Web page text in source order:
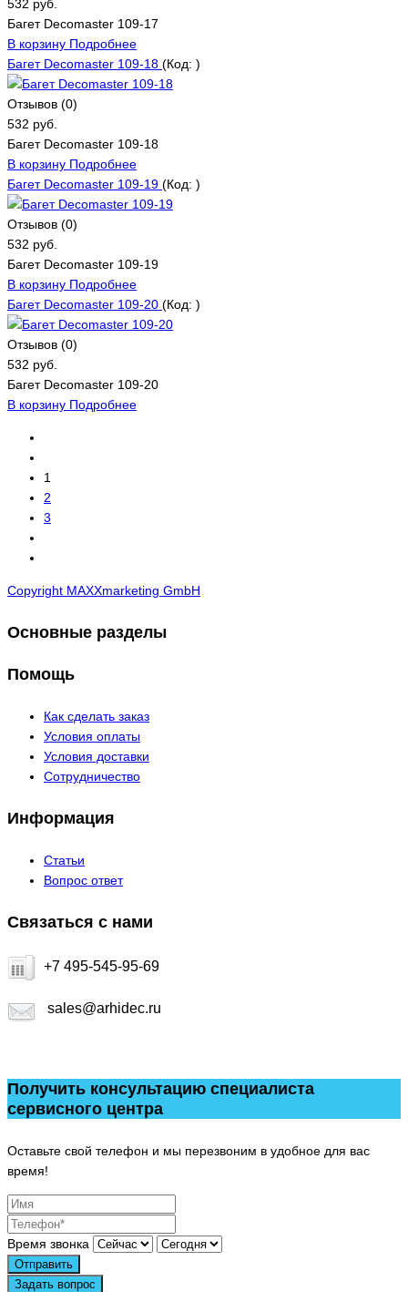
532 руб.
Багет Decomaster 109-17
В корзину Подробнее
Багет Decomaster 109-18 (Код: )
Отзывов (0)
532 руб.
Багет Decomaster 109-18
В корзину Подробнее
Багет Decomaster 109-19 (Код: )
Отзывов (0)
532 руб.
Багет Decomaster 109-19
В корзину Подробнее
Багет Decomaster 109-20 (Код: )
Отзывов (0)
532 руб.
Багет Decomaster 109-20
В корзину Подробнее
1
2
3
Copyright MAXXmarketing GmbH
Основные разделы
Помощь
Как сделать заказ
Условия оплаты
Условия доставки
Сотрудничество
Информация
Статьи
Вопрос ответ
Связаться с нами
+7 495-545-95-69
sales@arhidec.ru
Получить консультацию специалиста
сервисного центра
Оставьте свой телефон и мы перезвоним в удобное для вас
время!
Время звонка
Отправить
Задать вопрос